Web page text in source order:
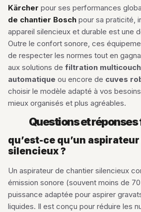
Kärcher pour ses performances
de chantier Bosch pour sa praticité,
appareil silencieux et durable est une
Outre le confort sonore, ces
de respecter les normes tout en
aux solutions de filtration
automatique ou encore de cuves
choisir le modèle adapté à vos
mieux organisés et plus agréables.
Questions et
qu’est-ce qu’un
silencieux ?
Un aspirateur de chantier silencieux
émission sonore (souvent moins de
puissance adaptée pour aspirer
liquides. Il est conçu pour réduire les